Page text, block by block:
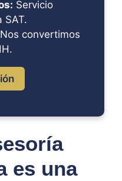
Servicio
SAT.
Nos convertimos
es una